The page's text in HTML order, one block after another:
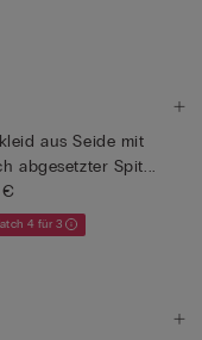
aus Seide mit
abgesetzter Spit...
€
4 für 3